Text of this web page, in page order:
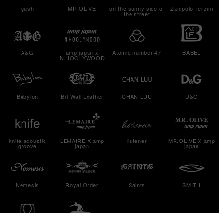
gush MR.OLIVE on the sunny side of
the street
Zanipolo Terzini
A&G amp japan x
N.HOOLYWOOD
Atomic number:47 BABEL
Babylon Bill Wall Leather CHAN LUU D&G
knife acoustic
groove
LEMAIRE X amp
japan
listener MR.OLIVE X amp
japan
Nemesis Royal Order Saints SMITH